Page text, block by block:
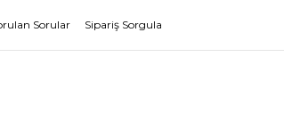
Sorular Sipariş Sorgula